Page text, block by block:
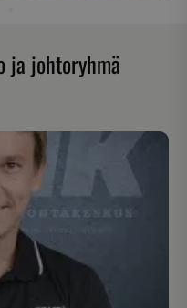
ja johtoryhmä